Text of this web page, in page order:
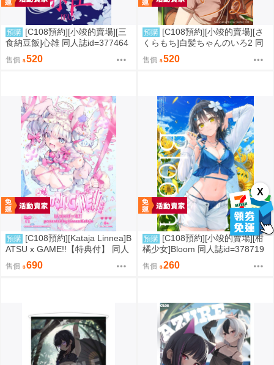
X
預購 [C108預約][小竣的賣場][三
食納豆飯]心雑 同人誌id=377464
售價 520
預購 [C108預約][小竣的賣場][さ
くらもち]白髪ちゃんのいろ2 同
人誌id=3784093
售價 520
預購 [C108預約][Kataja Linnea]B
ATSU x GAME!!【特典付】 同人
誌id=3787280
售價 690
預購 [C108預約][小竣的賣場][柑
橘少女]Bloom 同人誌id=378719
8
售價 260